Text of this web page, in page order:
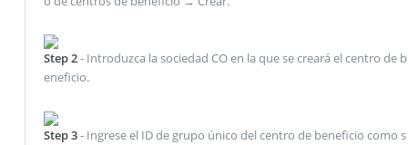
Step 2- Introduzca la sociedad CO en la que se creará el centro de b
eneficio.
Step 3- Ingrese el ID de grupo único del centro de beneficio como s